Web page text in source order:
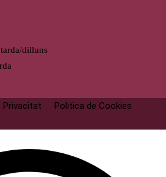
dilluns
Privacitat
Politica de Cookies